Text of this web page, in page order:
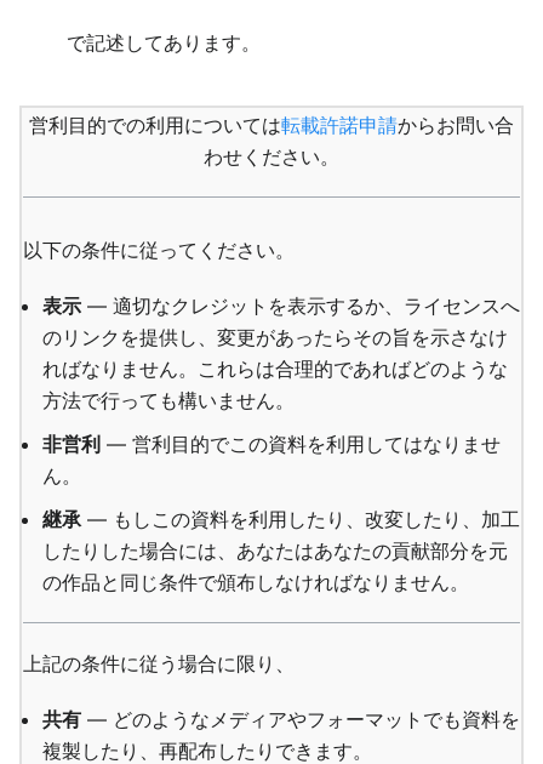
で記述してあります。
営利目的での利用については転載許諾申請からお問い合
わせください。
以下の条件に従ってください。
表示 — 適切なクレジットを表示するか、ライセンスへ
のリンクを提供し、変更があったらその旨を示さなけ
ればなりません。これらは合理的であればどのような
方法で行っても構いません。
非営利 — 営利目的でこの資料を利用してはなりませ
ん。
継承— もしこの資料を利用したり、改変したり、加工
したりした場合には、あなたはあなたの貢献部分を元
の作品と同じ条件で頒布しなければなりません。
上記の条件に従う場合に限り、
共有 — どのようなメディアやフォーマットでも資料を
複製したり、再配布したりできます。